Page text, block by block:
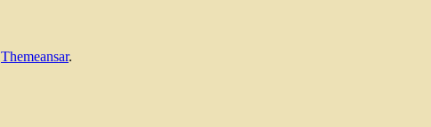
Themeansar.